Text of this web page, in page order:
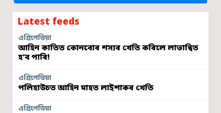
Latest feeds
এগ্ৰিপেডিয়া
আহিন কাতিত কোনবোৰ শস্যৰ খেতি কৰিলে লাভান্বিত
হ’ব পাৰি!
এগ্ৰিপেডিয়া
পলিহাউচত আহিন মাহত লাইশাকৰ খেতি
এগ্ৰিপেডিয়া